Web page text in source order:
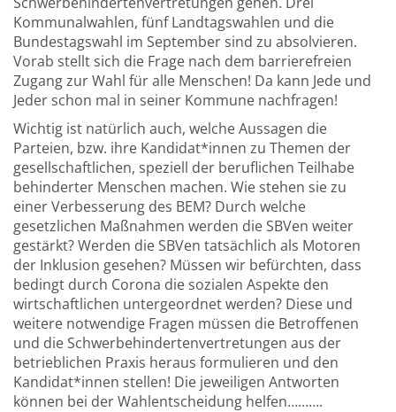
Kommunalwahlen, fünf Landtagswahlen und die
Bundestagswahl im September sind zu absolvieren.
Vorab stellt sich die Frage nach dem barrierefreien
Zugang zur Wahl für alle Menschen! Da kann Jede und
Jeder schon mal in seiner Kommune nachfragen!
Wichtig ist natürlich auch, welche Aussagen die
Parteien, bzw. ihre Kandidat*innen zu Themen der
gesellschaftlichen, speziell der beruflichen Teilhabe
behinderter Menschen machen. Wie stehen sie zu
einer Verbesserung des BEM? Durch welche
gesetzlichen Maßnahmen werden die SBVen weiter
gestärkt? Werden die SBVen tatsächlich als Motoren
der Inklusion gesehen? Müssen wir befürchten, dass
bedingt durch Corona die sozialen Aspekte den
wirtschaftlichen untergeordnet werden? Diese und
weitere notwendige Fragen müssen die Betroffenen
und die Schwerbehindertenvertretungen aus der
betrieblichen Praxis heraus formulieren und den
Kandidat*innen stellen! Die jeweiligen Antworten
können bei der Wahlentscheidung helfen……….